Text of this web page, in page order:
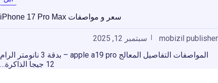
سعر و مواصفات iPhone 17 Pro Max
mobizil publisher
سبتمبر 12, 2025
المواصفات التفاصيل المعالج apple a19 pro – بدقة 3 نانومتر الرام
12 جيجا الذاكرة…